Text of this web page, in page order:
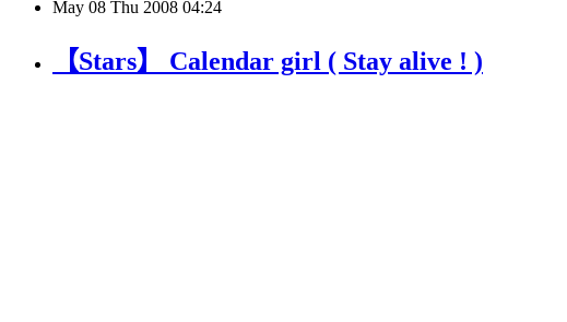
May 08 Thu 2008 04:24
【Stars】 Calendar girl ( Stay alive ! )